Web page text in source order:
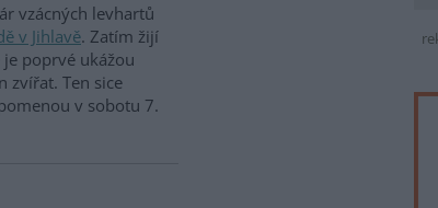
vzácných levhartů
v Jihlavě. Zatím žijí
poprvé ukážou
zvířat. Ten sice
v sobotu 7.